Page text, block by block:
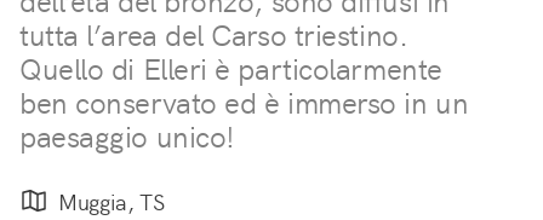
tutta l’area del Carso triestino.
Quello di Elleri è particolarmente
ben conservato ed è immerso in un
paesaggio unico!
Muggia, TS